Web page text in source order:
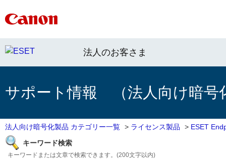
法人のお客さま
サポート情報 （法人向け暗号
法人向け暗号化製品 カテゴリー一覧 > ライセンス製品 > ESET
キーワード検索
キーワードまたは文章で検索できます。(200文字以内)